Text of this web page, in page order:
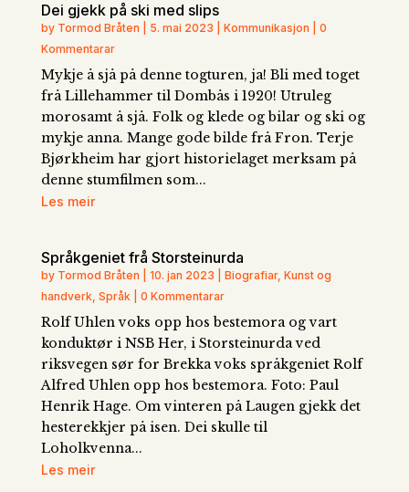
Dei gjekk på ski med slips
by Tormod Bråten | 5. mai 2023 | Kommunikasjon | 0
Kommentarar
Mykje å sjå på denne togturen, ja! Bli med toget
frå Lillehammer til Dombås i 1920! Utruleg
morosamt å sjå. Folk og klede og bilar og ski og
mykje anna. Mange gode bilde frå Fron. Terje
Bjørkheim har gjort historielaget merksam på
denne stumfilmen som...
Les meir
Språkgeniet frå Storsteinurda
by Tormod Bråten | 10. jan 2023 | Biografiar, Kunst og
handverk, Språk | 0 Kommentarar
Rolf Uhlen voks opp hos bestemora og vart
konduktør i NSB Her, i Storsteinurda ved
riksvegen sør for Brekka voks språkgeniet Rolf
Alfred Uhlen opp hos bestemora. Foto: Paul
Henrik Hage. Om vinteren på Laugen gjekk det
hesterekkjer på isen. Dei skulle til
Loholkvenna...
Les meir